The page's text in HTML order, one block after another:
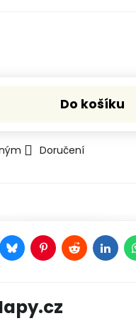
Do košíku
Doručení
BlueskyPinterestReddit